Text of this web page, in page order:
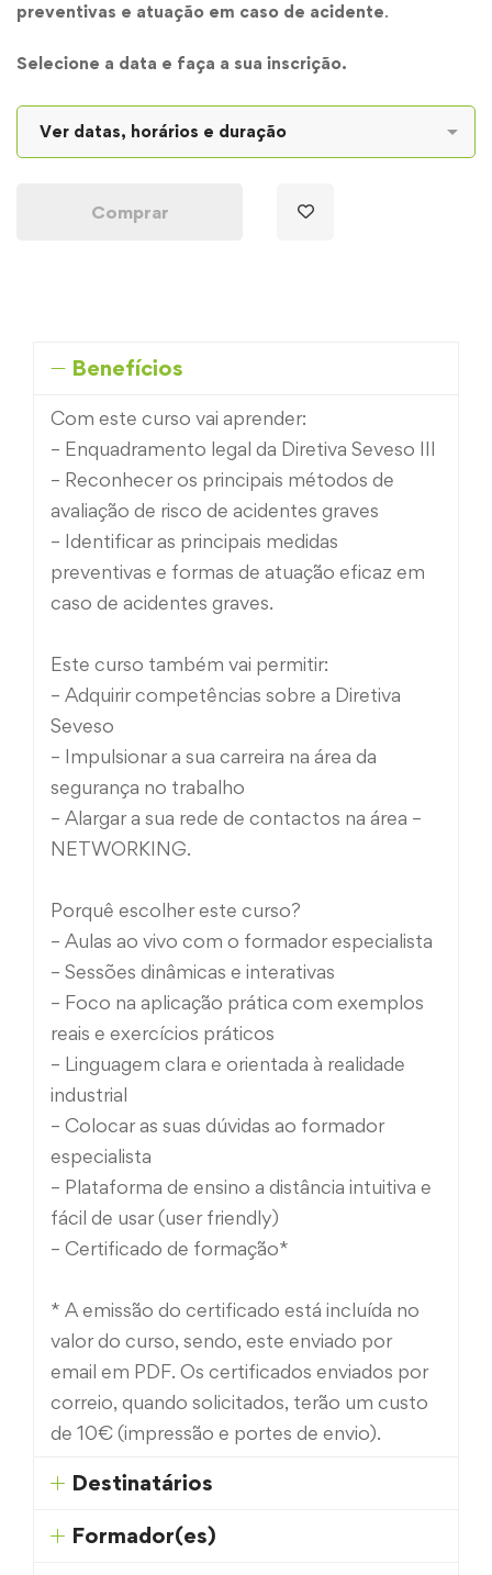
preventivas e atuação em caso de acidente.
Selecione a data e faça a sua inscrição.
Comprar
Benefícios
Com este curso vai aprender:
– Enquadramento legal da Diretiva Seveso III
– Reconhecer os principais métodos de
avaliação de risco de acidentes graves
– Identificar as principais medidas
preventivas e formas de atuação eficaz em
caso de acidentes graves.
Este curso também vai permitir:
– Adquirir competências sobre a Diretiva
Seveso
– Impulsionar a sua carreira na área da
segurança no trabalho
– Alargar a sua rede de contactos na área –
NETWORKING.
Porquê escolher este curso?
– Aulas ao vivo com o formador especialista
– Sessões dinâmicas e interativas
– Foco na aplicação prática com exemplos
reais e exercícios práticos
– Linguagem clara e orientada à realidade
industrial
– Colocar as suas dúvidas ao formador
especialista
– Plataforma de ensino a distância intuitiva e
fácil de usar (user friendly)
– Certificado de formação*
* A emissão do certificado está incluída no
valor do curso, sendo, este enviado por
email em PDF. Os certificados enviados por
correio, quando solicitados, terão um custo
de 10€ (impressão e portes de envio).
Destinatários
Formador(es)